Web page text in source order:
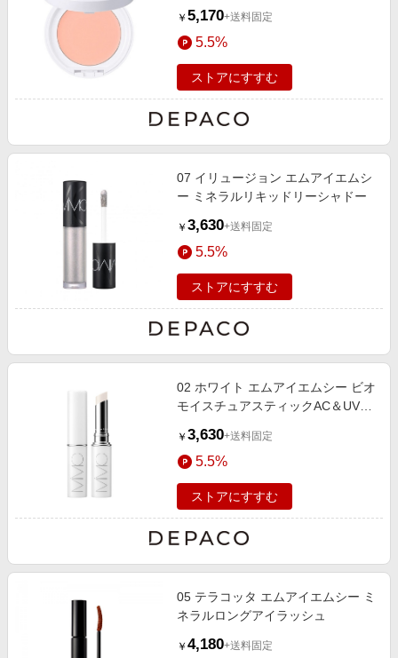
￥ 5,170+送料固定
5.5%
ストアにすすむ
07 イリュージョン エムアイエムシ
ー ミネラルリキッドリーシャドー
￥ 3,630+送料固定
5.5%
ストアにすすむ
02 ホワイト エムアイエムシー ビオ
モイスチュアスティックAC＆UV
￥ 3,630+送料固定
5.5%
ストアにすすむ
05 テラコッタ エムアイエムシー ミ
ネラルロングアイラッシュ
￥ 4,180+送料固定